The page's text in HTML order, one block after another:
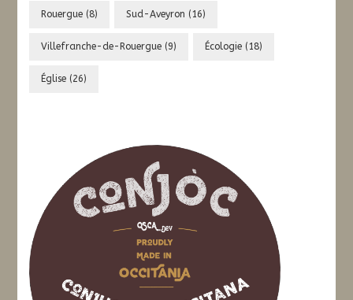
Rouergue (8) Sud-Aveyron (16)
Villefranche-de-Rouergue (9) Écologie (18)
Église (26)